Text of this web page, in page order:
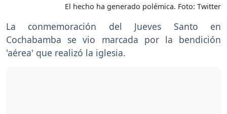
El hecho ha generado polémica. Foto: Twitter
La conmemoración del Jueves Santo en
Cochabamba se vio marcada por la bendición
'aérea' que realizó la iglesia.